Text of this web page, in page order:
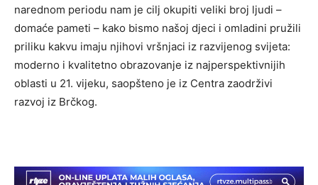
narednom periodu nam je cilj okupiti veliki broj ljudi –
domaće pameti – kako bismo našoj djeci i omladini pružili
priliku kakvu imaju njihovi vršnjaci iz razvijenog svijeta:
moderno i kvalitetno obrazovanje iz najperspektivnijih
oblasti u 21. vijeku, saopšteno je iz Centra zaodrživi
razvoj iz Brčkog.